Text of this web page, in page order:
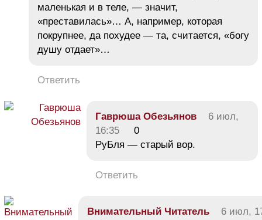
маленькая и в теле, — значит,
«преставилась»… А, например, которая
покрупнее, да похудее — та, считается, «богу
душу отдает»…
Ответить
Гаврюша Обезьянов
6 июл,
16:35
0
РуБля — старый вор.
Ответить
Внимательный Читатель
6 июл,